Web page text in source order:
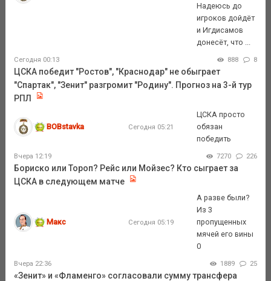
Надеюсь до
игроков дойдёт
и Игдисамов
донесёт, что ...
Сегодня 00:13 888 8
ЦСКА победит "Ростов", "Краснодар" не обыграет
"Спартак", "Зенит" разгромит "Родину". Прогноз на 3-й тур
РПЛ
BOBstavka Сегодня 05:21
ЦСКА просто
обязан
победить
Вчера 12:19 7270 226
Бориско или Тороп? Рейс или Мойзес? Кто сыграет за
ЦСКА в следующем матче
Макс Сегодня 05:19
А разве были?
Из 3
пропущенных
мячей его вины
0
Вчера 22:36 1889 25
«Зенит» и «Фламенго» согласовали сумму трансфера